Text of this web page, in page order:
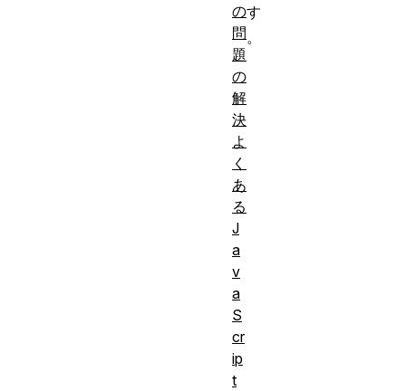
す
。
の
問
題
の
解
決
よ
く
あ
る
J
a
v
a
S
cr
ip
t